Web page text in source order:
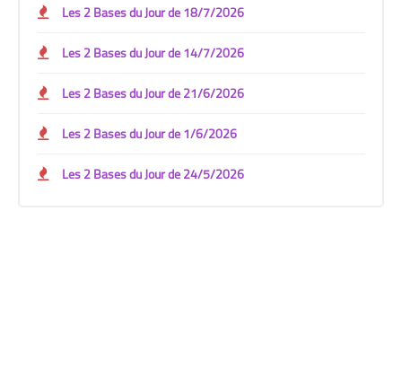
Les 2 Bases du Jour de 18/7/2026
Les 2 Bases du Jour de 14/7/2026
Les 2 Bases du Jour de 21/6/2026
Les 2 Bases du Jour de 1/6/2026
Les 2 Bases du Jour de 24/5/2026